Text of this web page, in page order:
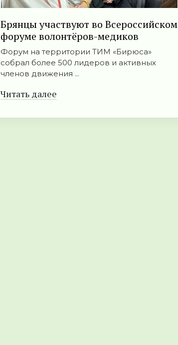
Брянцы участвуют во Всероссийском
форуме волонтёров-медиков
Форум на территории ТИМ «Бирюса»
собрал более 500 лидеров и активных
членов движения ...
Читать далее